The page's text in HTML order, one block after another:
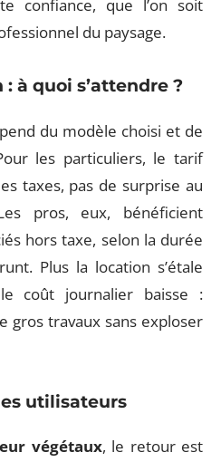
confiance, que l’on soit
du paysage.
à quoi s’attendre ?
du modèle choisi et de
les particuliers, le tarif
taxes, pas de surprise au
pros, eux, bénéficient
hors taxe, selon la durée
Plus la location s’étale
coût journalier baisse :
gros travaux sans exploser
utilisateurs
végétaux, le retour est